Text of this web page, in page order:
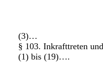
(3)…
§ 103. Inkrafttreten
(1) bis (19)….